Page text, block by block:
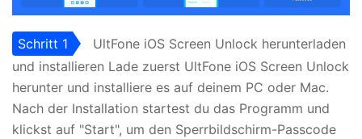
Schritt 1
UltFone iOS Screen Unlock herunterladen
und installieren Lade zuerst UltFone iOS Screen Unlock
herunter und installiere es auf deinem PC oder Mac.
Nach der Installation startest du das Programm und
klickst auf "Start", um den Sperrbildschirm-Passcode